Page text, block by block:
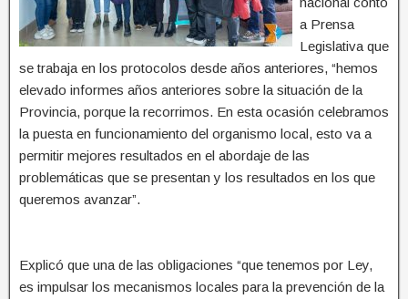
a Prensa
Legislativa que
se trabaja en los protocolos desde años anteriores, “hemos
elevado informes años anteriores sobre la situación de la
Provincia, porque la recorrimos. En esta ocasión celebramos
la puesta en funcionamiento del organismo local, esto va a
permitir mejores resultados en el abordaje de las
problemáticas que se presentan y los resultados en los que
queremos avanzar”.
Explicó que una de las obligaciones “que tenemos por Ley,
es impulsar los mecanismos locales para la prevención de la